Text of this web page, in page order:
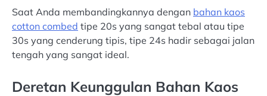
Saat Anda membandingkannya dengan bahan kaos
cotton combed tipe 20s yang sangat tebal atau tipe
30s yang cenderung tipis, tipe 24s hadir sebagai jalan
tengah yang sangat ideal.
Deretan Keunggulan Bahan Kaos